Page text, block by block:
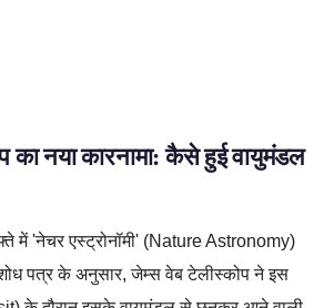
का नया कारनामा: कैसे हुई वायुमंडल
में 'नेचर एस्ट्रोनॉमी' (Nature Astronomy)
पत्र के अनुसार, जेम्स वेब टेलीस्कोप ने इस